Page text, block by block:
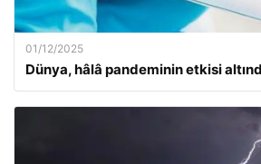
01/12/2025
Dünya, hâlâ pandeminin etkisi